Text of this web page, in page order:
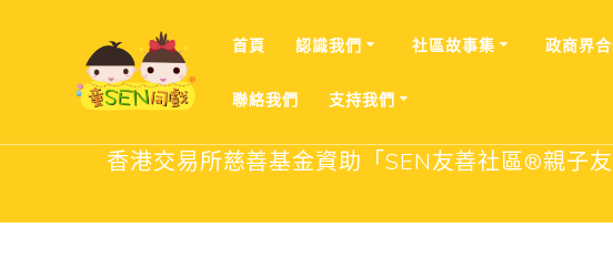
首頁 認識我們 社區故事集 政商界
聯絡我們 支持我們
香港交易所慈善基金資助「SEN友善社區®親子